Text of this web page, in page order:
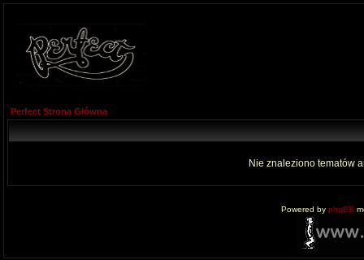
Perfect Strona Główna
Nie znaleziono tematów
Powered by phpBB